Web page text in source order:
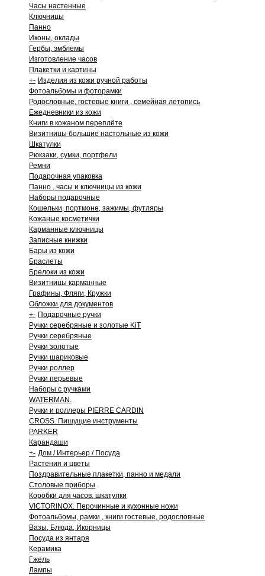
Часы настенные
Ключницы
Панно
Иконы, оклады
Гербы, эмблемы
Изготовление часов
Плакетки и картины
+- Изделия из кожи ручной работы
Фотоальбомы и фоторамки
Родословные, гостевые книги , семейная летопись
Ежедневники из кожи
Книги в кожаном переплёте
Визитницы большие настольные из кожи
Шкатулки
Рюкзаки, сумки, портфели
Ремни
Подарочная упаковка
Панно , часы и ключницы из кожи
Наборы подарочные
Кошельки, портмоне, зажимы, футляры
Кожаные косметички
Карманные ключницы
Записные книжки
Бары из кожи
Браслеты
Брелоки из кожи
Визитницы карманные
Графины, Фляги, Кружки
Обложки для документов
+- Подарочные ручки
Ручки серебряные и золотые KiT
Ручки серебряные
Ручки золотые
Ручки шариковые
Ручки роллер
Ручки перьевые
Наборы с ручками
WATERMAN.
Ручки и роллеры PIERRE CARDIN
CROSS. Пишущие инструменты
PARKER
Карандаши
+- Дом / Интерьер / Посуда
Растения и цветы
Поздравительные плакетки, панно и медали
Столовые приборы
Коробки для часов, шкатулки
VICTORINOX. Перочинные и кухонные ножи
Фотоальбомы, рамки , книги гостевые, родословные
Вазы, Блюда, Икорницы
Посуда из янтаря
Керамика
Гжель
Лампы